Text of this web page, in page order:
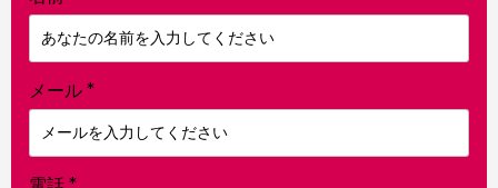
メール *